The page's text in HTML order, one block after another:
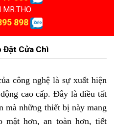
MR.THO
898
Đặt Cửa Chì
công nghệ là sự xuất hiện
cao cấp. Đây là điều tất
những thiết bị này mang
mật hơn, an toàn hơn, tiết